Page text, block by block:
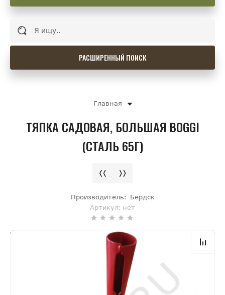
РАСШИРЕННЫЙ ПОИСК
Главная
ТЯПКА САДОВАЯ, БОЛЬШАЯ BOGGI
(СТАЛЬ 65Г)
Производитель:
Бердск
Артикул: нет